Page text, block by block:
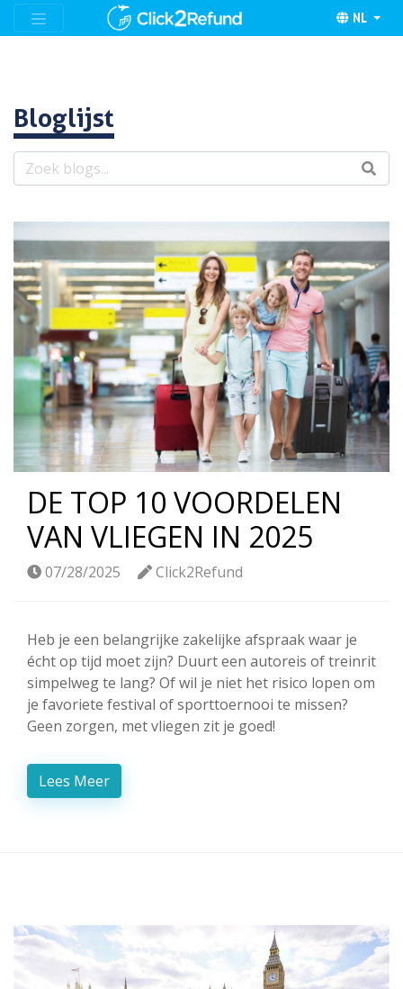
NL
Bloglijst
DE TOP 10 VOORDELEN
VAN VLIEGEN IN 2025
07/28/2025 Click2Refund
Heb je een belangrijke zakelijke afspraak waar je
écht op tijd moet zijn? Duurt een autoreis of treinrit
simpelweg te lang? Of wil je niet het risico lopen om
je favoriete festival of sporttoernooi te missen?
Geen zorgen, met vliegen zit je goed!
Lees Meer